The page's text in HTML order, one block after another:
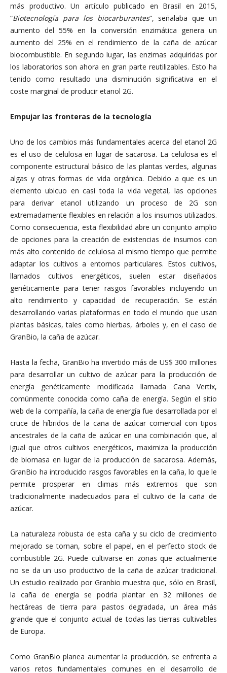
más productivo. Un artículo publicado en Brasil en 2015,
“Biotecnología para los biocarburantes“, señalaba que un
aumento del 55% en la conversión enzimática genera un
aumento del 25% en el rendimiento de la caña de azúcar
biocombustible. En segundo lugar, las enzimas adquiridas por
los laboratorios son ahora en gran parte reutilizables. Esto ha
tenido como resultado una disminución significativa en el
coste marginal de producir etanol 2G.
Empujar las fronteras de la tecnología
Uno de los cambios más fundamentales acerca del etanol 2G
es el uso de celulosa en lugar de sacarosa. La celulosa es el
componente estructural básico de las plantas verdes, algunas
algas y otras formas de vida orgánica. Debido a que es un
elemento ubicuo en casi toda la vida vegetal, las opciones
para derivar etanol utilizando un proceso de 2G son
extremadamente flexibles en relación a los insumos utilizados.
Como consecuencia, esta flexibilidad abre un conjunto amplio
de opciones para la creación de existencias de insumos con
más alto contenido de celulosa al mismo tiempo que permite
adaptar los cultivos a entornos particulares. Estos cultivos,
llamados cultivos energéticos, suelen estar diseñados
genéticamente para tener rasgos favorables incluyendo un
alto rendimiento y capacidad de recuperación. Se están
desarrollando varias plataformas en todo el mundo que usan
plantas básicas, tales como hierbas, árboles y, en el caso de
GranBio, la caña de azúcar.
Hasta la fecha, GranBio ha invertido más de US$ 300 millones
para desarrollar un cultivo de azúcar para la producción de
energía genéticamente modificada llamada Cana Vertix,
comúnmente conocida como caña de energía. Según el sitio
web de la compañía, la caña de energía fue desarrollada por el
cruce de híbridos de la caña de azúcar comercial con tipos
ancestrales de la caña de azúcar en una combinación que, al
igual que otros cultivos energéticos, maximiza la producción
de biomasa en lugar de la producción de sacarosa. Además,
GranBio ha introducido rasgos favorables en la caña, lo que le
permite prosperar en climas más extremos que son
tradicionalmente inadecuados para el cultivo de la caña de
azúcar.
La naturaleza robusta de esta caña y su ciclo de crecimiento
mejorado se tornan, sobre el papel, en el perfecto stock de
combustible 2G. Puede cultivarse en zonas que actualmente
no se da un uso productivo de la caña de azúcar tradicional.
Un estudio realizado por Granbio muestra que, sólo en Brasil,
la caña de energía se podría plantar en 32 millones de
hectáreas de tierra para pastos degradada, un área más
grande que el conjunto actual de todas las tierras cultivables
de Europa.
Como GranBio planea aumentar la producción, se enfrenta a
varios retos fundamentales comunes en el desarrollo de